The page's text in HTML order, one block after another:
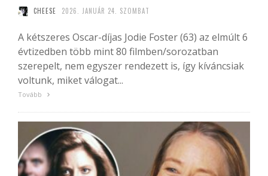
CHEESE 2026. JANUÁR 24. SZOMBAT
A kétszeres Oscar-díjas Jodie Foster (63) az elmúlt 6
évtizedben több mint 80 filmben/sorozatban
szerepelt, nem egyszer rendezett is, így kíváncsiak
voltunk, miket válogat...
Tovább